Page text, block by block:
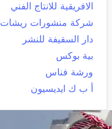
الافريقية للانتاج الفني
شركة منشورات ريشات
دار السقيفة للنشر
بية بوكس
ورشة فناس
أ ب ك ايديسيون